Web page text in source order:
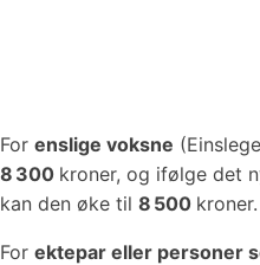
For enslige voksne
8 300 kroner, og ifølge det
kan den øke til 8 500 kroner.
For ektepar eller personer